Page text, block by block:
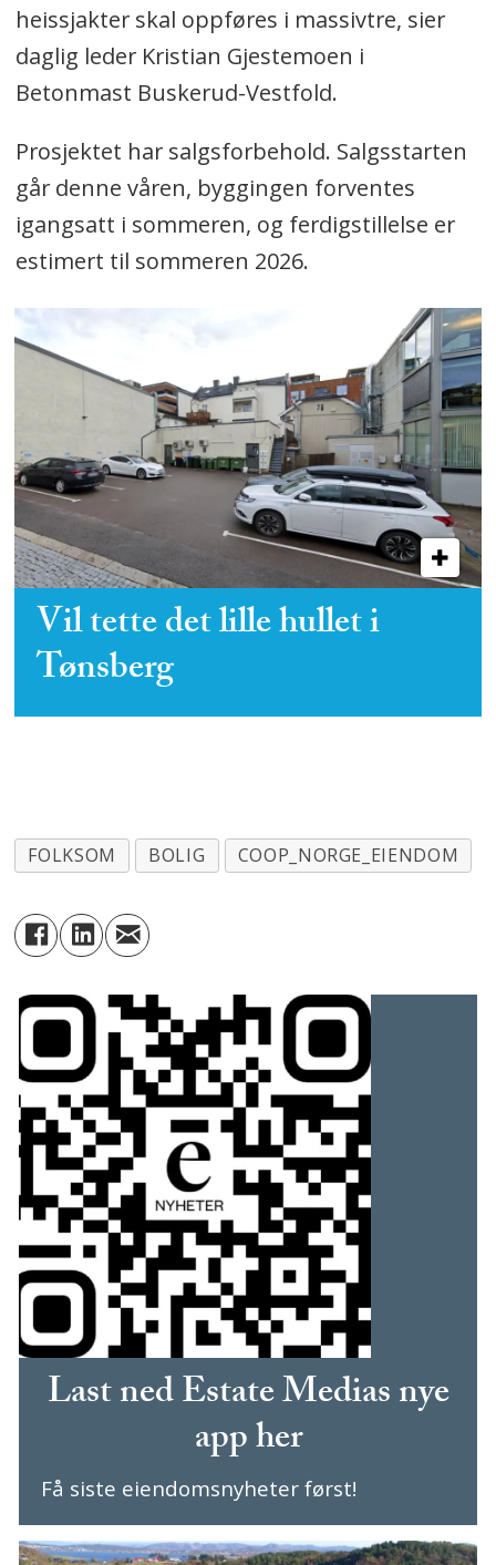
heissjakter skal oppføres i massivtre, sier
daglig leder Kristian Gjestemoen i
Betonmast Buskerud-Vestfold.
Prosjektet har salgsforbehold. Salgsstarten
går denne våren, byggingen forventes
igangsatt i sommeren, og ferdigstillelse er
estimert til sommeren 2026.
Vil tette det lille hullet i
Tønsberg
FOLKSOM BOLIG COOP_NORGE_EIENDOM
Last ned Estate Medias nye
app her
Få siste eiendomsnyheter først!